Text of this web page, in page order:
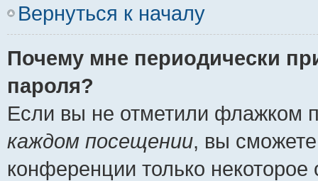
Вернуться к началу
Почему мне периодически
пароля?
Если вы не отметили флажком
каждом посещении, вы
конференции только